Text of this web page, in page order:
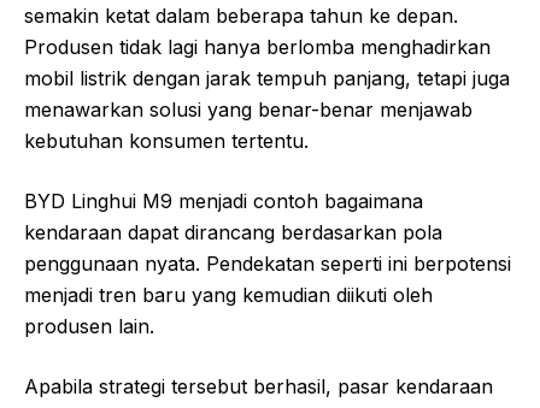
semakin ketat dalam beberapa tahun ke depan.
Produsen tidak lagi hanya berlomba menghadirkan
mobil listrik dengan jarak tempuh panjang, tetapi juga
menawarkan solusi yang benar-benar menjawab
kebutuhan konsumen tertentu.
BYD Linghui M9 menjadi contoh bagaimana
kendaraan dapat dirancang berdasarkan pola
penggunaan nyata. Pendekatan seperti ini berpotensi
menjadi tren baru yang kemudian diikuti oleh
produsen lain.
Apabila strategi tersebut berhasil, pasar kendaraan